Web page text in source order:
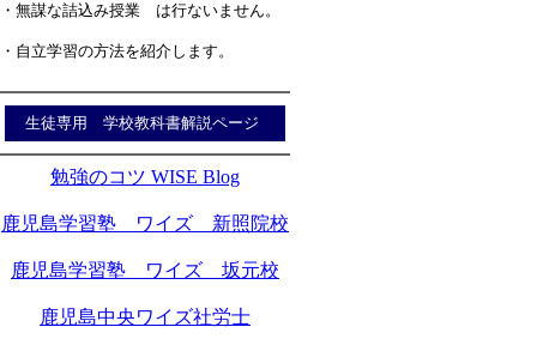
・無謀な詰込み授業 は行ないません。
・自立学習の方法を紹介します。
生徒専用 学校教科書解説ページ
勉強のコツ WISE Blog
鹿児島学習塾 ワイズ 新照院校
鹿児島学習塾 ワイズ 坂元校
鹿児島中央ワイズ社労士